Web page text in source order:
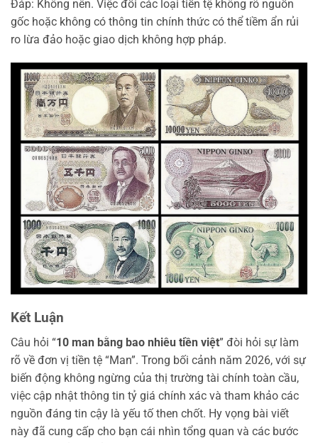
Đáp: Không nên. Việc đổi các loại tiền tệ không rõ nguồn
gốc hoặc không có thông tin chính thức có thể tiềm ẩn rủi
ro lừa đảo hoặc giao dịch không hợp pháp.
Kết Luận
Câu hỏi “10 man bằng bao nhiêu tiền việt” đòi hỏi sự làm
rõ về đơn vị tiền tệ “Man”. Trong bối cảnh năm 2026, với sự
biến động không ngừng của thị trường tài chính toàn cầu,
việc cập nhật thông tin tỷ giá chính xác và tham khảo các
nguồn đáng tin cậy là yếu tố then chốt. Hy vọng bài viết
này đã cung cấp cho bạn cái nhìn tổng quan và các bước